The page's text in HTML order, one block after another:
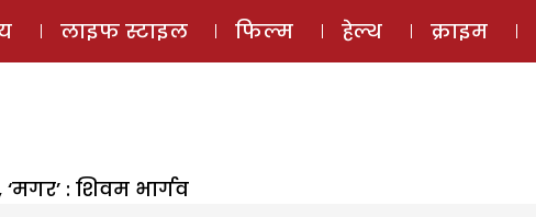
ई-मैगज़ीन ऑडियो स्टोरी
लाइफ स्टाइल फिल्म हेल्थ क्राइम
: शिवम भार्गव